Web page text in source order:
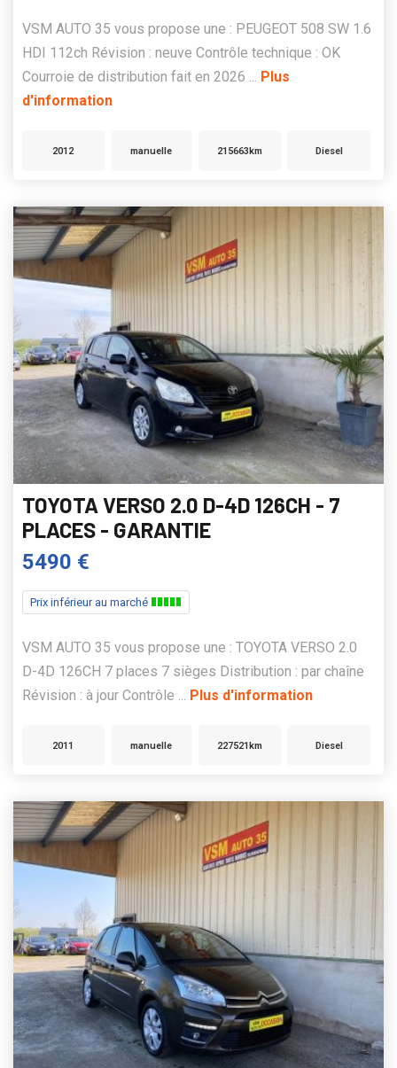
VSM AUTO 35 vous propose une : PEUGEOT 508 SW 1.6
HDI 112ch Révision : neuve Contrôle technique : OK
Courroie de distribution fait en 2026 ... Plus
d'information
2012 manuelle 215663km Diesel
TOYOTA VERSO 2.0 D-4D 126CH - 7
PLACES - GARANTIE
5490 €
Prix inférieur au marché
VSM AUTO 35 vous propose une : TOYOTA VERSO 2.0
D-4D 126CH 7 places 7 sièges Distribution : par chaîne
Révision : à jour Contrôle ... Plus d'information
2011 manuelle 227521km Diesel